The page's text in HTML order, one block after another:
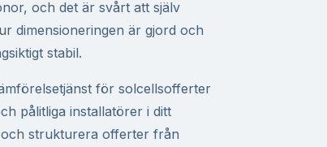
och det är svårt att själv
dimensioneringen är gjord och
stabil.
för solcellsofferter
pålitliga installatörer i ditt
och strukturera offerter från